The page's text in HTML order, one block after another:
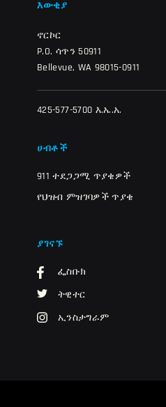
እውቂያ
ኖርኮር
P.O. ሳጥን 50911
Bellevue, WA 98015-0911
425-577-5700 እ.ኤ.አ.
ሀብቶች
911 ተደጋጋሚ ጥያቄዎች
የህዝብ ምዝገባዎች ጥያቄ
ያገናኙ
ፌስቡክ
ትዊተር
ኢንስታግራም